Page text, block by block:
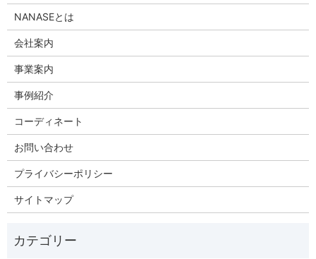
NANASEとは
会社案内
事業案内
事例紹介
コーディネート
お問い合わせ
プライバシーポリシー
サイトマップ